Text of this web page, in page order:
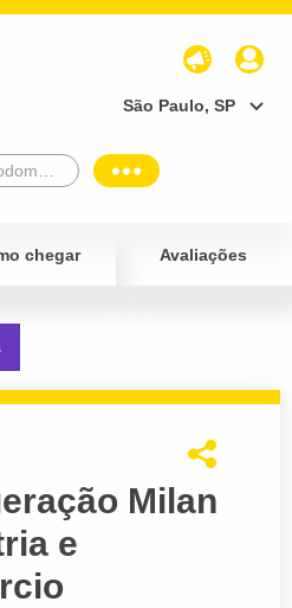
São Paulo, SP
chegar Avaliações
Milan
e